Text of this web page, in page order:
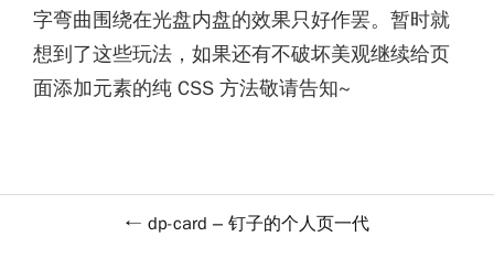
字弯曲围绕在光盘内盘的效果只好作罢。暂时就
想到了这些玩法，如果还有不破坏美观继续给页
面添加元素的纯 CSS 方法敬请告知~
dp-card – 钉子的个人页一代